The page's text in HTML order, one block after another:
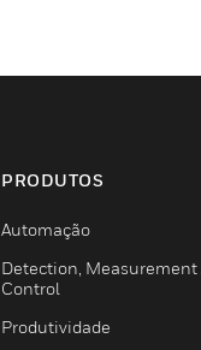
PRODUTOS
Automação
Detection, Measurement
Control
Produtividade